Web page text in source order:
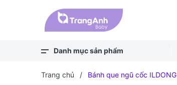
Danh mục sản phẩm
Trang chủ / Bánh que ngũ cốc ILDONG